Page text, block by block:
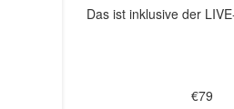
Das ist inklusive der
€79